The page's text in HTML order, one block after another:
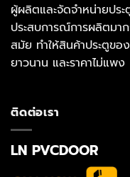
ผู้ผลิตและจัดจำหน่ายปร
ประสบการณ์การผลิตมา
สมัย ทำให้สินค้าประตูข
ยาวนาน และราคาไม่แพง
ติดต่อเรา
LN PVCDOOR